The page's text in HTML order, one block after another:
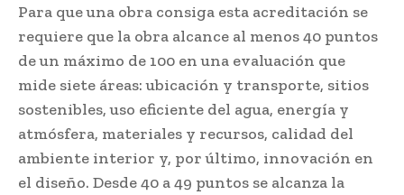
Para que una obra consiga esta acreditación se
requiere que la obra alcance al menos 40 puntos
de un máximo de 100 en una evaluación que
mide siete áreas: ubicación y transporte, sitios
sostenibles, uso eficiente del agua, energía y
atmósfera, materiales y recursos, calidad del
ambiente interior y, por último, innovación en
el diseño. Desde 40 a 49 puntos se alcanza la